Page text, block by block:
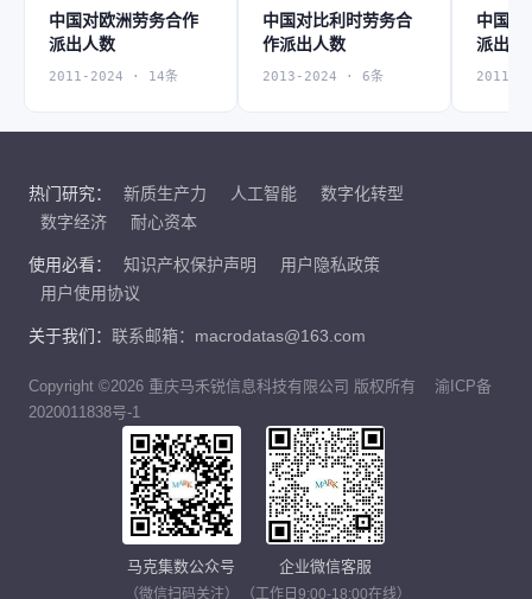
中国对欧洲劳务合作
派出人数
2011-2024 · 14条
中国对比利时劳务合
作派出人数
2013-2024 · 6条
中国对
派出人
2011-
热门研究： 新质生产力 人工智能
数字化转型
数字经济
耐心资本
使用必看： 知识产权保护声明
用户隐私政策
用户使用协议
关于我们： 联系邮箱：macrodatas@163.com
Copyright ©2026 重庆马禾锐信息科技有限公司 版权所有
渝ICP备
2020011838号-1
马克集数公众号
（微信扫码关注）
企业微信客服
（工作日9:00-18:00在线）